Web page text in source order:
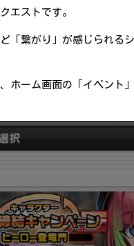
エストです。
「繋がり」が感じられる
ホーム画面の「イベント